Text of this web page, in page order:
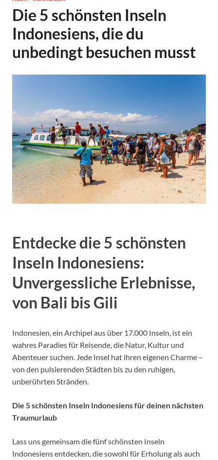
Die 5 schönsten Inseln
Indonesiens, die du
unbedingt besuchen musst
Entdecke die 5 schönsten
Inseln Indonesiens:
Unvergessliche Erlebnisse,
von Bali bis Gili
Indonesien, ein Archipel aus über 17.000 Inseln, ist ein
wahres Paradies für Reisende, die Natur, Kultur und
Abenteuer suchen. Jede Insel hat ihren eigenen Charme –
von den pulsierenden Städten bis zu den ruhigen,
unberührten Stränden.
Die 5 schönsten Inseln Indonesiens für deinen nächsten
Traumurlaub
Lass uns gemeinsam die fünf schönsten Inseln
Indonesiens entdecken, die sowohl für Erholung als auch